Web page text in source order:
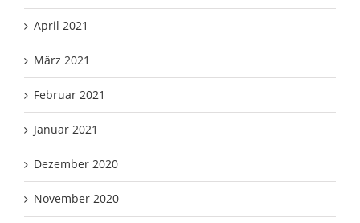
April 2021
März 2021
Februar 2021
Januar 2021
Dezember 2020
November 2020